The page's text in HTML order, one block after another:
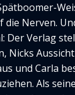
die Nerven.
Der Verlag
Nicks
und Carla
Als